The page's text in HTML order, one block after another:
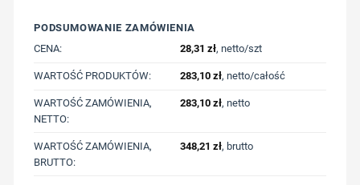
PODSUMOWANIE ZAMÓWIENIA
CENA:
28,31 zł, netto/szt
WARTOŚĆ PRODUKTÓW: 283,10 zł, netto/całość
WARTOŚĆ ZAMÓWIENIA,
NETTO:
283,10 zł, netto
WARTOŚĆ ZAMÓWIENIA,
BRUTTO:
348,21 zł, brutto